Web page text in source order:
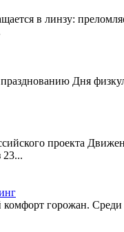
в линзу:
Дня
проекта
23...
горожан.